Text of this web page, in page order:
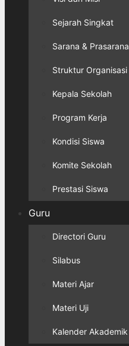
Sejarah Singkat
Sarana & Prasarana
Struktur Organisasi
Kepala Sekolah
Program Kerja
Kondisi Siswa
Komite Sekolah
Prestasi Siswa
Guru
Directori Guru
Silabus
Materi Ajar
Materi Uji
Kalender Akademik